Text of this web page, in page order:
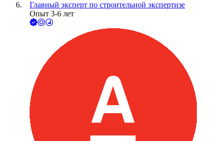
Главный эксперт по строительной экспертизе
Опыт 3-6 лет